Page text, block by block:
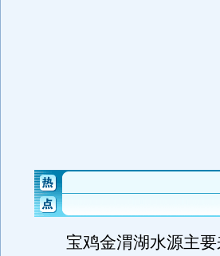
宝鸡金渭湖水源主要